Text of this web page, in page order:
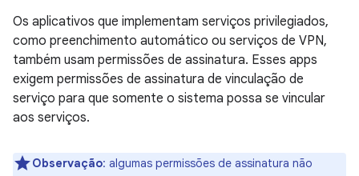
Os aplicativos que implementam serviços privilegiados,
como preenchimento automático ou serviços de VPN,
também usam permissões de assinatura. Esses apps
exigem permissões de assinatura de vinculação de
serviço para que somente o sistema possa se vincular
aos serviços.
Observação: algumas permissões de assinatura não